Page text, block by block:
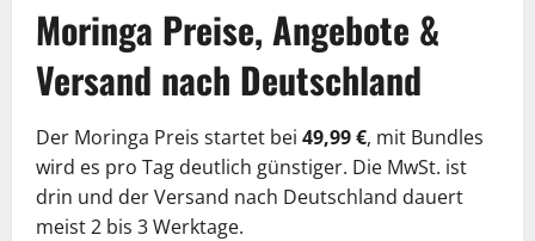
Moringa Preise, Angebote &
Versand nach Deutschland
Der Moringa Preis startet bei 49,99 €, mit Bundles
wird es pro Tag deutlich günstiger. Die MwSt. ist
drin und der Versand nach Deutschland dauert
meist 2 bis 3 Werktage.